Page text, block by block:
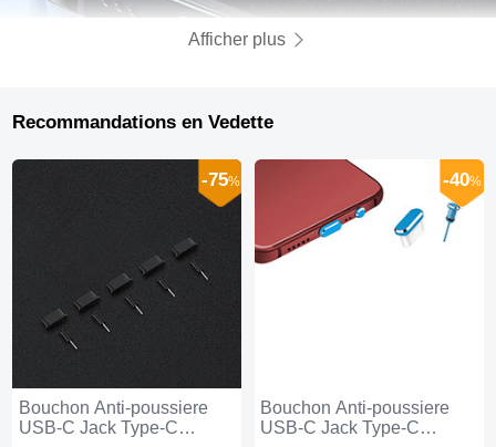
Afficher plus
Recommandations en Vedette
Bouchon Anti-poussiere
USB-C Jack Type-C
-75%
Bouchon Anti-poussiere
USB-C Jack Type-C
-40%